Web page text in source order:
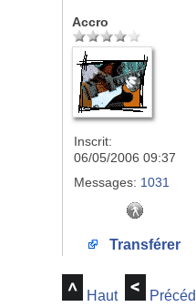
Accro
Inscrit:
06/05/2006 09:37
Messages: 1031
Transférer
Haut